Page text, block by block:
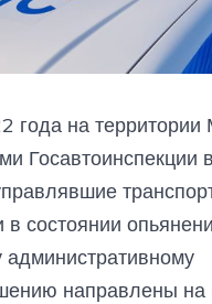
года на территории
в состоянии
направлены на